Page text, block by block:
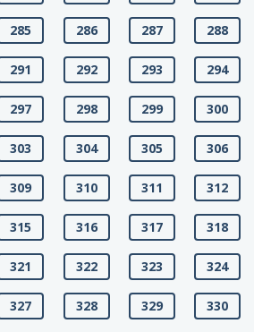
285 286 287 288
291 292 293 294
297 298 299 300
303 304 305 306
309 310 311 312
315 316 317 318
321 322 323 324
327 328 329 330